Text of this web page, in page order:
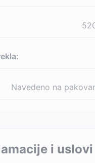
Navedeno na
i uslovi